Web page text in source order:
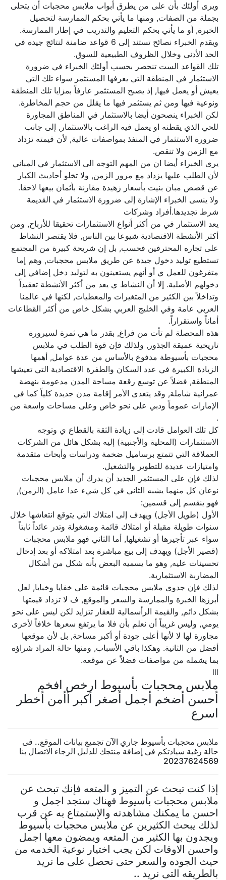
ويرى أولئك بأن على من يطرق أبواب ملابس محجبات أن يتحلى
بجملة من الصفات, ومنها ما يأتي بحكم الممارسة لتحصيل
الخبرة, أو ما يأتي بحكم التعليم والتدريب في إطار الممارسة.
ويقدم الخبراء نصائح تستند إلى 6 قواعد ضامنة لنتائج جيدة في
الحد الأدنى وخلال الظروف الطبيعية للسوق.
تلك القواعد الست تنحصر بحسب أولئك الخبراء في ضرورة
الاستثمار في المنطقة التي يعرفها المستثمر سواء تلك التي
يعيش أو يعمل فيها, إذ يصبح المستثمر عارفاً بمزايا تلك المنطقة
ونوعية فيها ومن ثم يستثمر فيها ما يقلل من حجم المخاطرة.
لكن الخبراء ينصحون أيضا بالاستثمار في المناطق المجاورة
للحي الذي يقطنه او يعمل فيه الراغب بالاستثمار, إلى جانب
ضرورة الاستثمار في المنفذ بمواصفات عالية, لأن قيمته تزداد
مع الزمن ولا تنقص.
يرى الخبراء أيضا ان من المهم التوجه الى الاستثمار في المباني
لأن الطلب عليها يزداد مع مرور الزمن, ولا تخلو أحاديث الكبار
عن قصص مبان بنيت بأسعار زهيدة مقارنة بأثمان بيعها لاحقا.
ولا ينسى الخبراء الإشارة إلى ضرورة الاستثمار في القديمة
شرط تجديدها.أفراد وشركات
يعد الاستثمار في من أكثر أنواع الاستثمارات تحقيقا للأرباح, ومن
أكثر الأنشطة الاقتصادية شيوعا بين الناس, فلا يقتصر النشاط
على تجاره المحترفين فحسب, بل إن شريحة كبيرة من المجتمع
تستطيع توليد دخول جيدة عن طريق ملابس محجبات, وهم إما
متفرغون للعمل ي أو أنهم يستعينون به لتوليد دخل إضافي إلى
دخولهم الأصلية. إلا أن النشاط ي يعد من أكثر الأنشطة تعقيداً
وتداخلاً بين الكثير من المتغيرات والمعطيات, لكنها في عالمنا
العربي عامة وفي الخليج العربي بشكل خاص من أكثر القطاعات
أماناً واستقراراً.
هذه المحصلة لم تأت من فراغ, بقدر ما هي ثمرة لسيرورة
تاريخية عميقة الجذور, ولذلك فإن قوة الطلب في ملابس
محجبات بأسيوطة مدفوع بالأساس من عدة عوامل, أهمها
الزيادة الكبيرة في عدد السكان والطفرة الاقتصادية التي تعيشها
المنطقة, فضلاً عن توسع رقعة مساحة المدن مدعومة بنهضة
عمرانية شاملة, وقد يتعدى الأمر إقامة مدن جديدة كلياً كما في
الإمارات عموماً ودبي على نحو خاص وعلى مساحات واسعة من
كل تلك العوامل قادت إلى زيادة الثقة بالقطاع ي وتوجه
الاستثمارات (المحلية والأجنبية) إليه بشكل هائل من الشركات
العملاقة التي تتمتع برساميل ضخمة ودراسات وأبحاث متقدمة
وامتيازات عديدة للتطوير والتشغيل.
لذلك فإن على المستثمر الجديد أن يدرك أن ملابس محجبات
نوعان كل منهما يشبه الثاني في كل شيء عدا عامل (الزمن),
فهو ينقسم إلى قسمين:
الأول (طويل الأجل) ويهدف إلى امتلاك التي يتوقع انتعاشها خلال
سنوات طويلة مقبلة أو امتلاك قائمة ومشغولة وتدر عائداً ثابتاً
سواء عبر تأجيرها أو تشغيلها, أما الثاني فهو ملابس محجبات
(قصير الأجل) ويهدف إلى بيع مباشرة بعد امتلاكه أو بعد إدخال
تحسينات عليه, وهو ما يسميه البعض بأنه شكل من أشكال
المضاربة الاستثمارية.
لذلك فإن جدوى ملابس محجبات قائمة على خفايا وخبايا, لعل
أبرزها الخبرة والممارسة والسعر والموقع, ف لا تزداد قيمتها
بشكل دائم, والقيمة الرأسمالية للعقار تتزايد لكن ليس على نحو
يومي, وليس غريباً أن نعلم بأن فلا ما يرتفع سعرها خلافاً لأخرى
مجاورة لها لا لأنها أعلى جودة أو أكبر مساحة, بل لأن موقعها
أفضل من الثانية. وهكذا باقي الأسباب, ومنها حالة المراد شراؤه
بما يشمله من مواصفات فضلاً عن موقعه.
ملابس محجبات بأسيوط ارخص افخم
أحسن أضخم أجمل أصغر أكبر أأمن أخطر
اسرع
ملابس محجبات بأسيوط جاري الآن تجميع بيانات الموقع.. فى
حالة رغبة سيادتكم فى إضافة منتجك للدليل الرجاء الاتصال بنا
20237624569
إذا كنت تبحث عن التميز و المتعه فإنك تبحث عن
ملابس محجبات بأسيوط فهناك ستجد اجمل و
احسن ما يمكنك مشاهدته والإستمتاع به عن قرب
لذلك يبحث الكثيرين عن ملابس محجبات بأسيوط
ويجدون بها الكثير من المتعه ويمضون معها اجمل
واحسن الاوقات لكن يجب اختيار نوعية الخدمه من
حيث الجوده والسعر حتى نحصل على ما نريد
بالطريقه التى نريد ..